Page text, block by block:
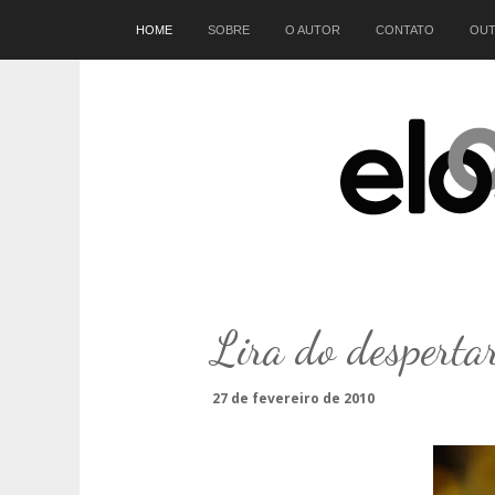
HOME SOBRE O AUTOR CONTATO Início
Lira do
27 de fevereiro de 2010